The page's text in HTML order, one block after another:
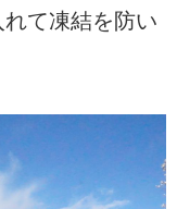
て凍結を防い